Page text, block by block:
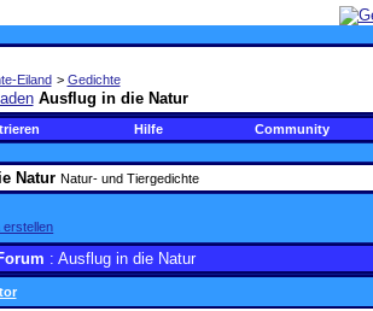
Eiland > Gedichte
Ausflug in die Natur
Hilfe Community
Natur Natur- und Tiergedichte
: Ausflug in die Natur